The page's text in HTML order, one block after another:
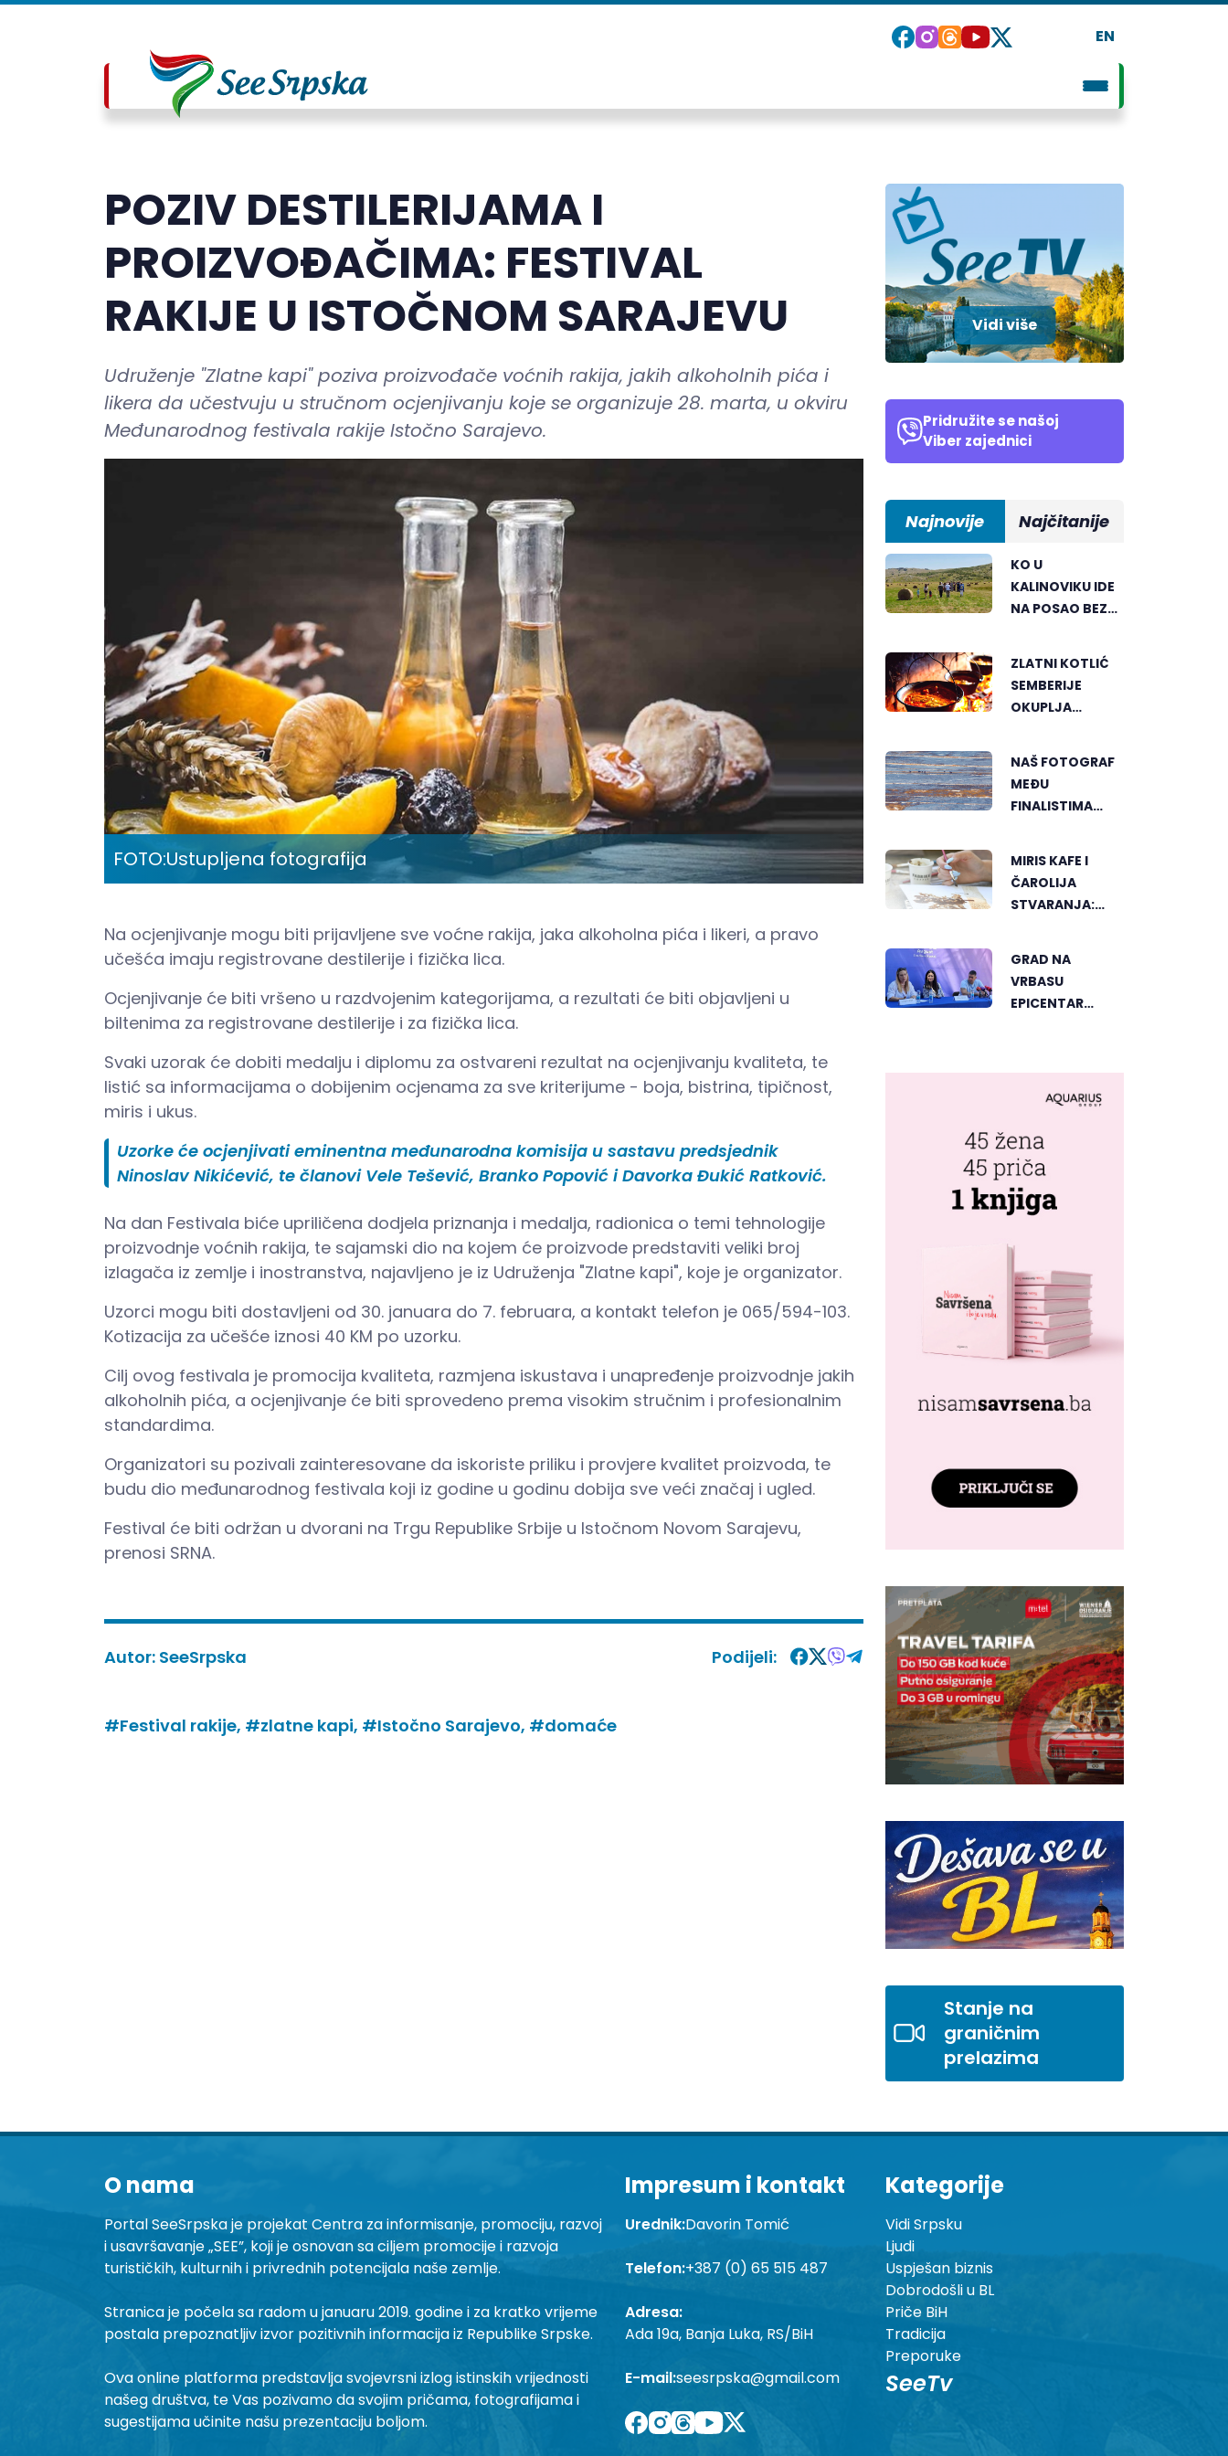
EN
POZIV DESTILERIJAMA I
PROIZVOĐAČIMA: FESTIVAL
RAKIJE U ISTOČNOM SARAJEVU
Udruženje "Zlatne kapi" poziva proizvođače voćnih rakija, jakih alkoholnih pića i
likera da učestvuju u stručnom ocjenjivanju koje se organizuje 28. marta, u okviru
Međunarodnog festivala rakije Istočno Sarajevo.
FOTO:Ustupljena fotografija
Na ocjenjivanje mogu biti prijavljene sve voćne rakija, jaka alkoholna pića i likeri, a pravo
učešća imaju registrovane destilerije i fizička lica.
Ocjenjivanje će biti vršeno u razdvojenim kategorijama, a rezultati će biti objavljeni u
biltenima za registrovane destilerije i za fizička lica.
Svaki uzorak će dobiti medalju i diplomu za ostvareni rezultat na ocjenjivanju kvaliteta, te
listić sa informacijama o dobijenim ocjenama za sve kriterijume - boja, bistrina, tipičnost,
miris i ukus.
Uzorke će ocjenjivati eminentna međunarodna komisija u sastavu predsjednik
Ninoslav Nikićević, te članovi Vele Tešević, Branko Popović i Davorka Đukić Ratković.
Na dan Festivala biće upriličena dodjela priznanja i medalja, radionica o temi tehnologije
proizvodnje voćnih rakija, te sajamski dio na kojem će proizvode predstaviti veliki broj
izlagača iz zemlje i inostranstva, najavljeno je iz Udruženja "Zlatne kapi", koje je organizator.
Uzorci mogu biti dostavljeni od 30. januara do 7. februara, a kontakt telefon je 065/594-103.
Kotizacija za učešće iznosi 40 KM po uzorku.
Cilj ovog festivala je promocija kvaliteta, razmjena iskustava i unapređenje proizvodnje jakih
alkoholnih pića, a ocjenjivanje će biti sprovedeno prema visokim stručnim i profesionalnim
standardima.
Organizatori su pozivali zainteresovane da iskoriste priliku i provjere kvalitet proizvoda, te
budu dio međunarodnog festivala koji iz godine u godinu dobija sve veći značaj i ugled.
Festival će biti održan u dvorani na Trgu Republike Srbije u Istočnom Novom Sarajevu,
prenosi SRNA.
Autor: SeeSrpska Podijeli:
#Festival rakije, #zlatne kapi, #Istočno Sarajevo, #domaće
Vidi više
Pridružite se našoj
Viber zajednici
Najnovije Najčitanije
KO U
KALINOVIKU IDE
NA POSAO BEZ
ZLATNI KOTLIĆ
SEMBERIJE
OKUPLJA
RIBLJEG
PAPRIKAŠA U
DVOROVIMA
NAŠ FOTOGRAF
MEĐU
FINALISTIMA
PHOTOGRAPHY"
FESTIVALA U
MONGOLIJI
MIRIS KAFE I
ČAROLIJA
STVARANJA:
UMJETNOSTI U
BANJALUCI
GRAD NA
VRBASU
EPICENTAR
Stanje na
graničnim
prelazima
O nama
Portal SeeSrpska je projekat Centra za informisanje, promociju, razvoj
i usavršavanje „SEE”, koji je osnovan sa ciljem promocije i razvoja
turističkih, kulturnih i privrednih potencijala naše zemlje.
Stranica je počela sa radom u januaru 2019. godine i za kratko vrijeme
postala prepoznatljiv izvor pozitivnih informacija iz Republike Srpske.
Ova online platforma predstavlja svojevrsni izlog istinskih vrijednosti
našeg društva, te Vas pozivamo da svojim pričama, fotografijama i
sugestijama učinite našu prezentaciju boljom.
Impresum i kontakt
Urednik:Davorin Tomić
Telefon:+387 (0) 65 515 487
Adresa:
Ada 19a, Banja Luka, RS/BiH
E-mail:seesrpska@gmail.com
Kategorije
Vidi Srpsku
Ljudi
Uspješan biznis
Dobrodošli u BL
Priče BiH
Tradicija
Preporuke
SeeTv